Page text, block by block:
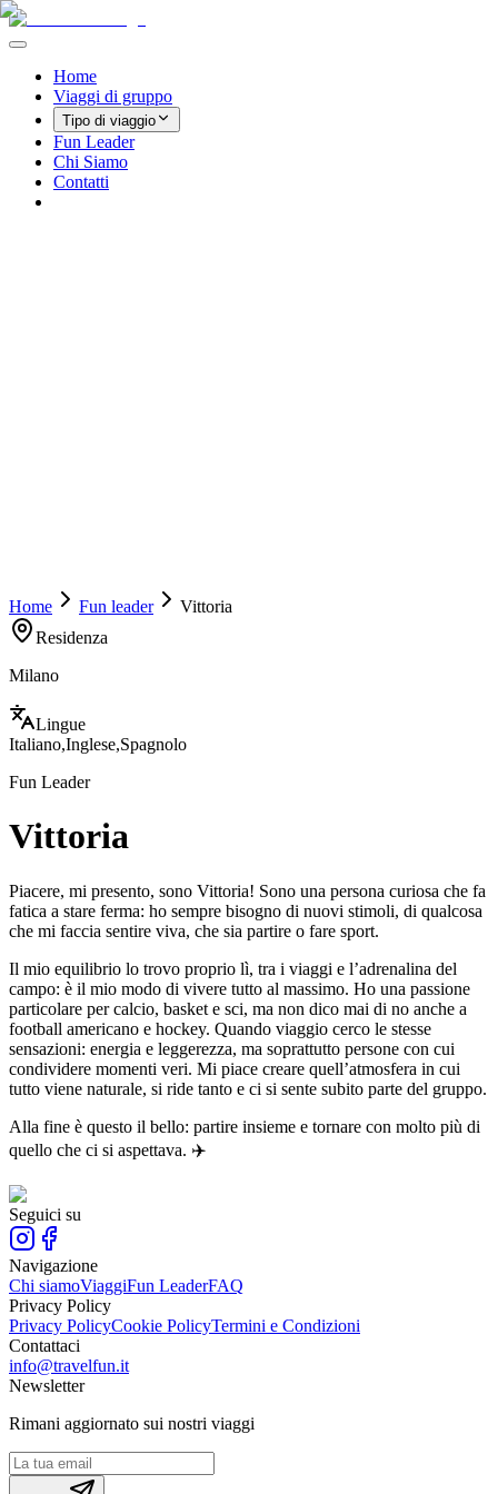
Home
Viaggi di gruppo
Tipo di viaggio
Fun Leader
Chi Siamo
Contatti
Home Fun leader
Vittoria
Residenza
Milano
Lingue
Italiano,Inglese,Spagnolo
Fun Leader
Vittoria
Piacere, mi presento, sono Vittoria! Sono una persona curiosa che fa
fatica a stare ferma: ho sempre bisogno di nuovi stimoli, di qualcosa
che mi faccia sentire viva, che sia partire o fare sport.
Il mio equilibrio lo trovo proprio lì, tra i viaggi e l’adrenalina del
campo: è il mio modo di vivere tutto al massimo. Ho una passione
particolare per calcio, basket e sci, ma non dico mai di no anche a
football americano e hockey. Quando viaggio cerco le stesse
sensazioni: energia e leggerezza, ma soprattutto persone con cui
condividere momenti veri. Mi piace creare quell’atmosfera in cui
tutto viene naturale, si ride tanto e ci si sente subito parte del gruppo.
Alla fine è questo il bello: partire insieme e tornare con molto più di
quello che ci si aspettava. ✈️
Seguici su
Navigazione
Chi siamoViaggiFun LeaderFAQ
Privacy Policy
Privacy PolicyCookie PolicyTermini e Condizioni
Contattaci
info@travelfun.it
Newsletter
Rimani aggiornato sui nostri viaggi